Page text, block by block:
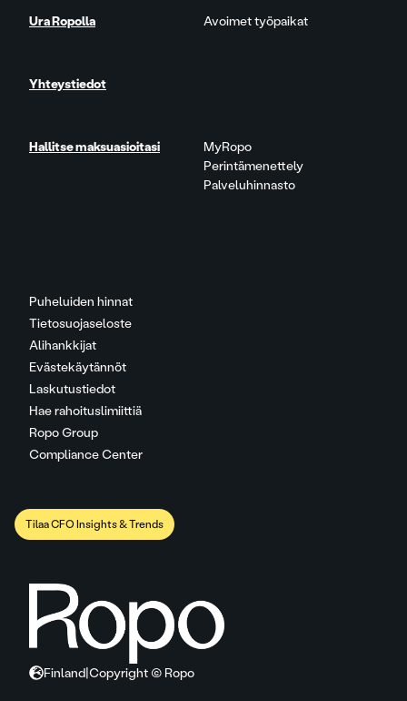
Puheluiden hinnat
Tietosuojaseloste
Alihankkijat
Evästekäytännöt
Laskutustiedot
Hae rahoituslimiittiä
Ropo Group
Compliance Center
Ura Ropolla Avoimet työpaikat
Yhteystiedot
Hallitse maksuasioitasi
MyRopo
Perintämenettely
Palveluhinnasto
Tilaa CFO Insights & Trends
Finland Copyright © Ropo